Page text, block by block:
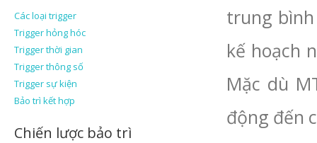
Các loại trigger
Trigger hỏng hóc
Trigger thời gian
Trigger thông số
Trigger sự kiện
Bảo trì kết hợp
Chiến lược bảo trì
trung
kế hoạch
Mặc dù
động đến